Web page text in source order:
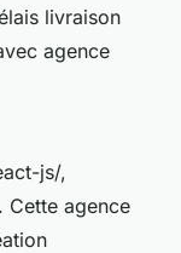
livraison
agence
js/,
Cette agence